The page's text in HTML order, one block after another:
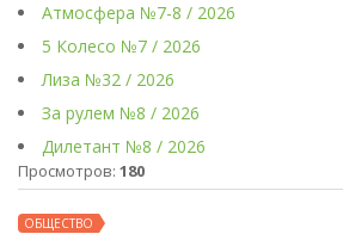
Атмосфера №7-8 / 2026
5 Колесо №7 / 2026
Лиза №32 / 2026
За рулем №8 / 2026
Дилетант №8 / 2026
Просмотров: 180
ОБЩЕСТВО